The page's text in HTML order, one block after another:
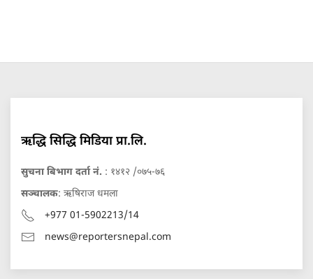
ऋद्धि सिद्धि मिडिया प्रा.लि.
सुचना बिभाग दर्ता नं. : १४१२ /०७५-७६
सञ्चालक: ऋषिराज धमला
+977 01-5902213/14
news@reportersnepal.com